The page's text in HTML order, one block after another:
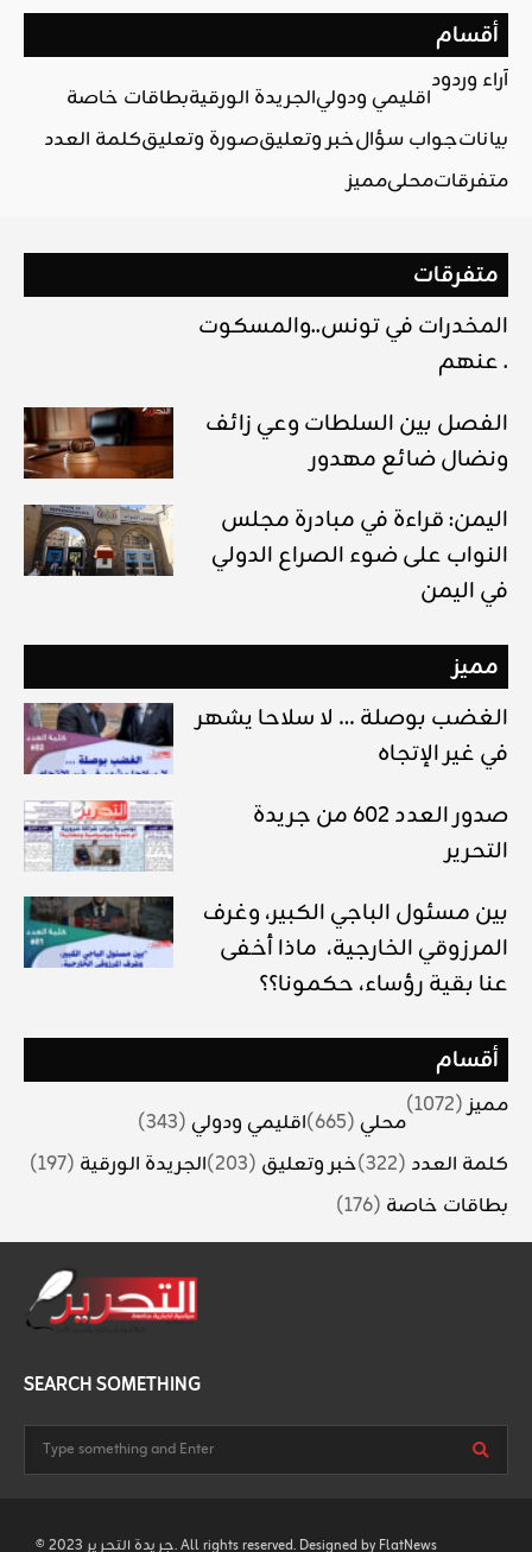
أقسام
آراء وردود
اقليمي ودوليالجريدة الورقيةبطاقات خاصة
بياناتجواب سؤالخبر وتعليقصورة وتعليقكلمة العدد
متفرقاتمحليمميز
متفرقات
المخدرات في تونس..والمسكوت
عنهم .
الفصل بين السلطات وعي زائف
ونضال ضائع مهدور
اليمن: قراءة في مبادرة مجلس
النواب على ضوء الصراع الدولي
في اليمن
مميز
الغضب بوصلة … لا سلاحا يشهر
في غير الإتجاه
صدور العدد 602 من جريدة
التحرير
بين مسئول الباجي الكبير، وغرف
المرزوقي الخارجية، ماذا أخفى
عنا بقية رؤساء، حكمونا؟؟
أقسام
مميز(1072)
محلي (665) اقليمي ودولي (343)
كلمة العدد (322) خبر وتعليق (203) الجريدة الورقية (197)
بطاقات خاصة (176)
SEARCH SOMETHING
© 2023 جريدة التحرير. All rights reserved. Designed by FlatNews